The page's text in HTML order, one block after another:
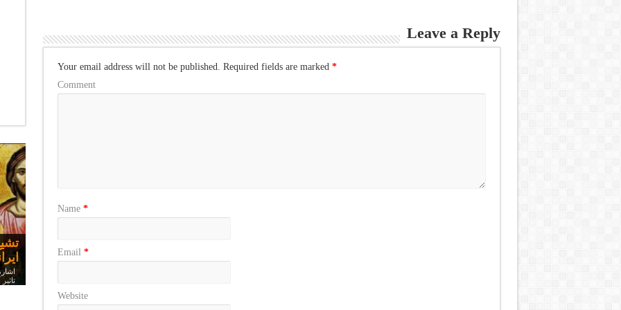
Leave a Reply
Your email address will not be published. Required fields are marked *
Comment
Name *
Email *
Website